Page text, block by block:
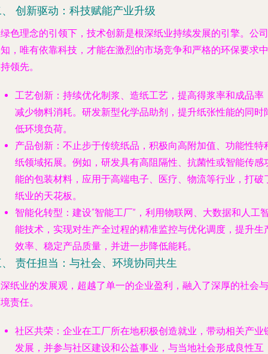
创新驱动：科技赋能产业升级
色理念的引领下，技术创新是根深纸业持续发展的引擎。公司
，唯有依靠科技，才能在激烈的市场竞争和严格的环保要求中
领先。
工艺创新 ：持续优化制浆、造纸工艺，提高得浆率和成品率
减少物料消耗。研发新型化学品助剂，提升纸张性能的同时
低环境负荷。
产品创新 ：不止步于传统纸品，积极向高附加值、功能性特
纸领域拓展。例如，研发具有高阻隔性、抗菌性或智能传感
能的包装材料，应用于高端电子、医疗、物流等行业，打破
纸业的天花板。
智能化转型 ：建设“智能工厂”，利用物联网、大数据和人工
能技术，实现对生产全过程的精准监控与优化调度，提升生
效率、稳定产品质量，并进一步降低能耗。
责任担当：与社会、环境协同共生
纸业的发展观，超越了单一的企业盈利，融入了深厚的社会与
责任。
社区共荣 ：企业在工厂所在地积极创造就业，带动相关产业
发展，并参与社区建设和公益事业，与当地社会形成良性互